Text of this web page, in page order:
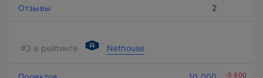
2
Nethouse
-5 900